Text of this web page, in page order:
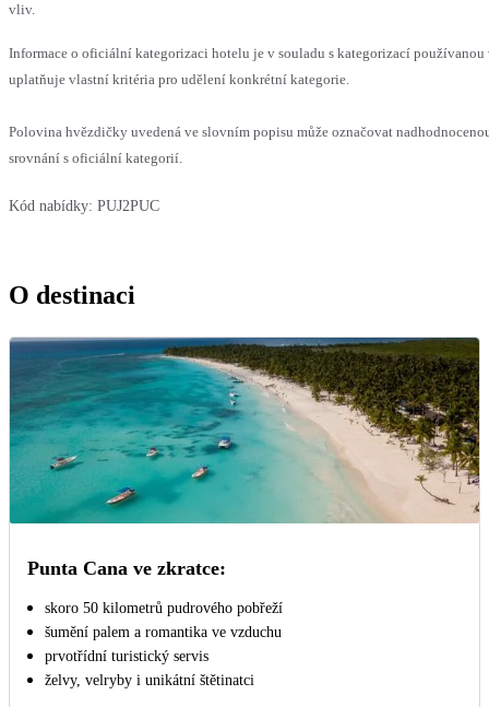
vliv.
Informace o oficiální kategorizaci hotelu je v souladu s kategorizací používanou
uplatňuje vlastní kritéria pro udělení konkrétní kategorie.
Polovina hvězdičky uvedená ve slovním popisu může označovat
srovnání s oficiální kategorií.
Kód nabídky: PUJ2PUC
O destinaci
Punta Cana ve zkratce:
skoro 50 kilometrů pudrového pobřeží
šumění palem a romantika ve vzduchu
prvotřídní turistický servis
želvy, velryby i unikátní štětinatci